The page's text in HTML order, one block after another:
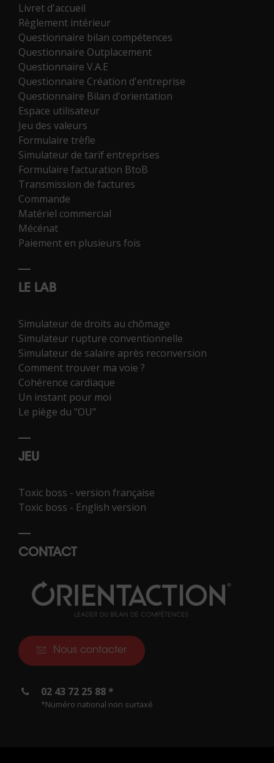
Livret d'accueil
Règlement intérieur
Questionnaire bilan compétences
Questionnaire Outplacement
Questionnaire V.A.E
Questionnaire Création d'entreprise
Questionnaire Bilan d'orientation
Espace utilisateur
Jeu des valeurs
Formulaire trèfle
Simulateur de tarif entreprises
Formulaire facturation BtoB
Transmission de factures
Commande
Matériel commercial
Mécénat
Paiement en plusieurs fois
LE LAB
Simulateur de droits au chômage
Simulateur rupture conventionnelle
Simulateur de salaire après reconversion
Comment trouver ma voie ?
Cohérence cardiaque
Un instant pour moi
Le piège du "OU"
JEU
Toxic boss - version française
Toxic boss - English version
CONTACT
Nous contacter
02 43 72 25 88 *
*Numéro national non surtaxé